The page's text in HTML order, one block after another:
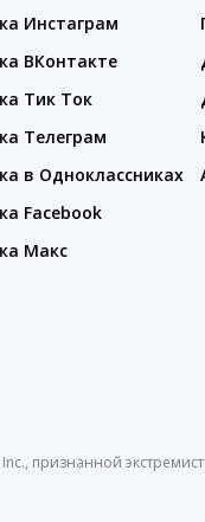
Инстаграм
ВКонтакте
Тик Ток
Телеграм
в Одноклассниках
Facebook
Макс
признанной